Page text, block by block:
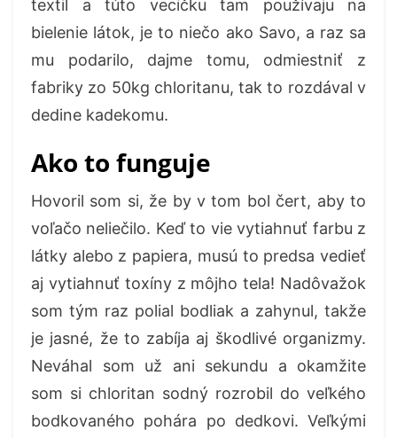
textil a túto vecičku tam používaju na
bielenie látok, je to niečo ako Savo, a raz sa
mu podarilo, dajme tomu, odmiestniť z
fabriky zo 50kg chloritanu, tak to rozdával v
dedine kadekomu.
Ako to funguje
Hovoril som si, že by v tom bol čert, aby to
voľačo neliečilo. Keď to vie vytiahnuť farbu z
látky alebo z papiera, musú to predsa vedieť
aj vytiahnuť toxíny z môjho tela! Nadôvažok
som tým raz polial bodliak a zahynul, takže
je jasné, že to zabíja aj škodlivé organizmy.
Neváhal som už ani sekundu a okamžite
som si chloritan sodný rozrobil do veľkého
bodkovaného pohára po dedkovi. Veľkými